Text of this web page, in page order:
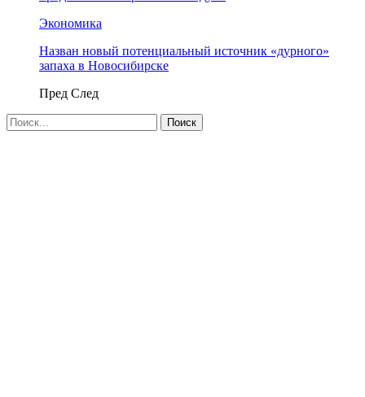
Экономика
Назван новый потенциальный источник «дурного»
запаха в Новосибирске
Пред След